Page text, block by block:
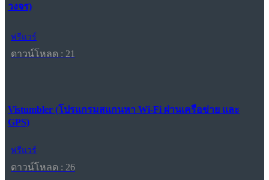
วงจร)
ฟรีแวร์
ดาวน์โหลด : 21
Vistumbler (โปรแกรมสแกนหา Wi-Fi ผ่านเครือข่าย และ
GPS)
ฟรีแวร์
ดาวน์โหลด : 26